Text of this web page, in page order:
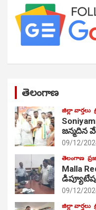
తెలంగాణ
జిల్లా వార్తలు
జ‌న్మ‌దిన
09/12/
తెలంగాణ
Malla
09/12/
జిల్లా వార్తలు